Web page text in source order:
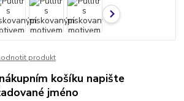
produkt
košíku napište
jméno